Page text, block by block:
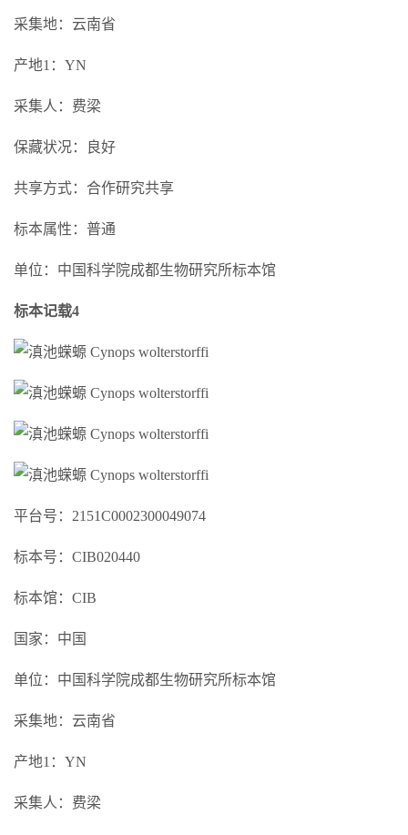
采集地：云南省
产地1：YN
采集人：费梁
保藏状况：良好
共享方式：合作研究共享
标本属性：普通
单位：中国科学院成都生物研究所标本馆
标本记载4
平台号：2151C0002300049074
标本号：CIB020440
标本馆：CIB
国家：中国
单位：中国科学院成都生物研究所标本馆
采集地：云南省
产地1：YN
采集人：费梁